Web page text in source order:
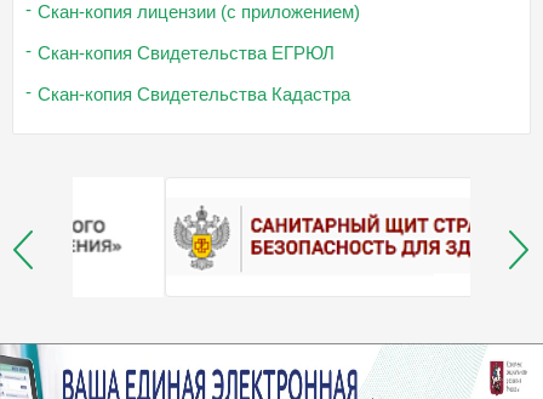
Скан-копия лицензии (с приложением)
Скан-копия Свидетельства ЕГРЮЛ
Скан-копия Свидетельства Кадастра